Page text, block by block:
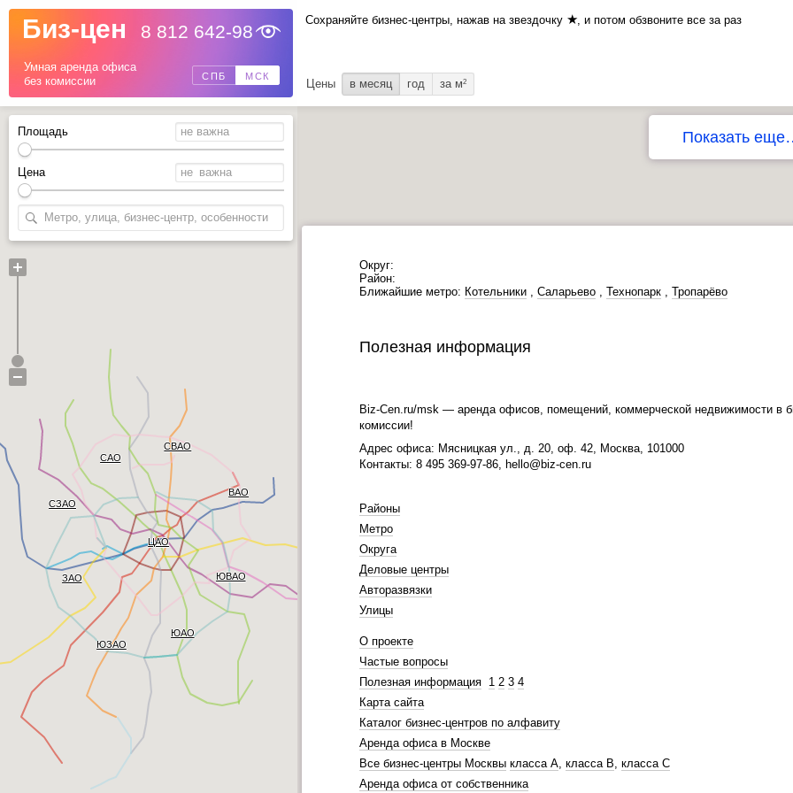
Биз-цен
СПБ МСК
Умная аренда офиса
без комиссии
8 812 642-98
Площадь
Цена
Сохраняйте бизнес-центры, нажав на звездочку ★, и потом обзвоните все за раз
Цены в месяц год за м2
ЦАО
ЮЗАО
ЮАО
ЮВАО
ВАО
СВАО
САО
СЗАО
ЗАО
Показать
Округ:
Район:
Ближайшие метро: Котельники , Саларьево , Технопарк , Тропарёво
Полезная информация
Biz-Cen.ru/msk — аренда офисов, помещений, коммерческой недвижимости в
комиссии!
Адрес офиса: Мясницкая ул., д. 20, оф. 42, Москва, 101000
Контакты: 8 495 369-97-86, hello@biz-cen.ru
Районы
Метро
Округа
Деловые центры
Авторазвязки
Улицы
О проекте
Частые вопросы
Полезная информация 1 2 3 4
Карта сайта
Каталог бизнес-центров по алфавиту
Аренда офиса в Москве
Все бизнес-центры Москвы класса А, класса В, класса С
Аренда офиса от собственника